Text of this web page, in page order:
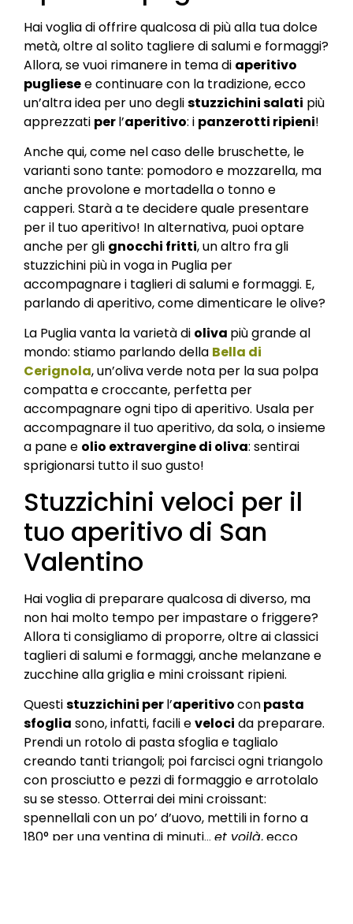
Hai voglia di offrire qualcosa di più alla tua dolce
metà, oltre al solito tagliere di salumi e formaggi?
Allora, se vuoi rimanere in tema di aperitivo
pugliesee continuare con la tradizione, ecco
un’altra idea per uno deglistuzzichini salati più
apprezzati perl’aperitivo: i panzerotti ripieni!
Anche qui, come nel caso delle bruschette, le
varianti sono tante: pomodoro e mozzarella, ma
anche provolone e mortadella o tonno e
capperi. Starà a te decidere quale presentare
per il tuo aperitivo! In alternativa, puoi optare
anche per gli gnocchi fritti, un altro fra gli
stuzzichini più in voga in Puglia per
accompagnare i taglieri di salumi e formaggi. E,
parlando di aperitivo, come dimenticare le olive?
La Puglia vanta la varietà di oliva più grande al
mondo: stiamo parlando della Bella di
Cerignola, un’oliva verde nota per la sua polpa
compatta e croccante, perfetta per
accompagnare ogni tipo di aperitivo. Usala per
accompagnare il tuo aperitivo, da sola, o insieme
a pane e olio extravergine di oliva: sentirai
sprigionarsi tutto il suo gusto!
Stuzzichini veloci per il
tuo aperitivo di San
Valentino
Hai voglia di preparare qualcosa di diverso, ma
non hai molto tempo per impastare o friggere?
Allora ti consigliamo di proporre, oltre ai classici
taglieri di salumi e formaggi, anche melanzane e
zucchine alla griglia e mini croissant ripieni.
Questistuzzichini perl’aperitivoconpasta
sfoglia sono, infatti, facili eveloci da preparare.
Prendi un rotolo di pasta sfoglia e taglialo
creando tanti triangoli; poi farcisci ogni triangolo
con prosciutto e pezzi di formaggio e arrotolalo
su se stesso. Otterrai dei mini croissant:
spennellali con un po’ d’uovo, mettili in forno a
180° per una ventina di minuti… et voilà, ecco